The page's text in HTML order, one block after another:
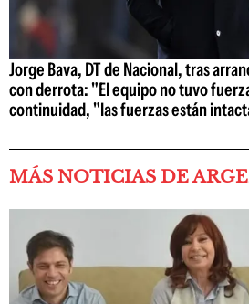
Jorge Bava, DT de Nacional, tras
con derrota: "El equipo no tuvo
continuidad, "las fuerzas están
MÁS NOTICIAS DE